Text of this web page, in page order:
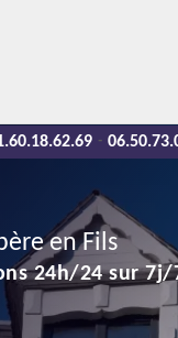
-
en Fils
24h/24 sur 7j/